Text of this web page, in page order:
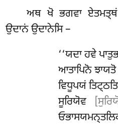
ਅਥ ਖੋ ਭਗਵਾ ਏਤਮਤ੍ਥਂ
ਉਦਾਨਂ ਉਦਾਨੇਸਿ –
‘‘ਯਦਾ ਹਵੇ
ਆਤਾਪਿਨੋ ਝਾਯਤੋ
ਵਿਧੂਪਯਂ
ਸੂਰਿਯੋਵ